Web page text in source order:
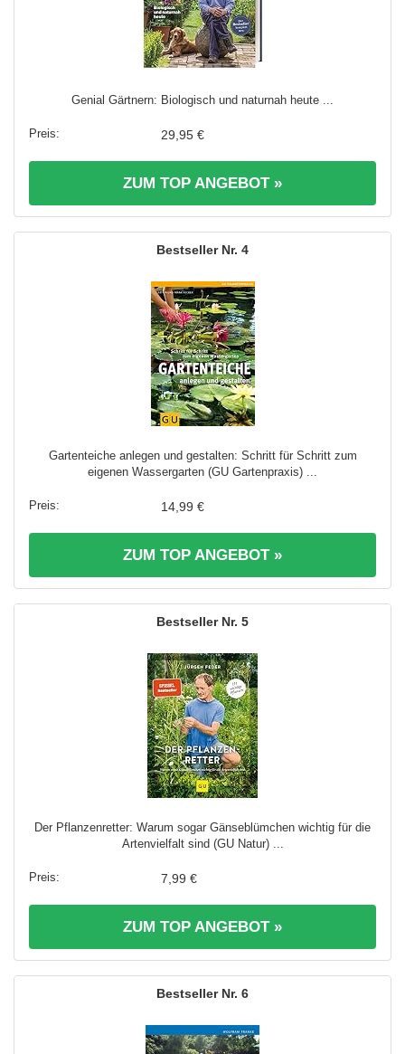
Genial Gärtnern: Biologisch und naturnah heute ...
29,95 €
ZUM TOP ANGEBOT »
4
Gartenteiche anlegen und gestalten: Schritt für Schritt zum
eigenen Wassergarten (GU Gartenpraxis) ...
14,99 €
ZUM TOP ANGEBOT »
5
Der Pflanzenretter: Warum sogar Gänseblümchen wichtig für die
Artenvielfalt sind (GU Natur) ...
7,99 €
ZUM TOP ANGEBOT »
6